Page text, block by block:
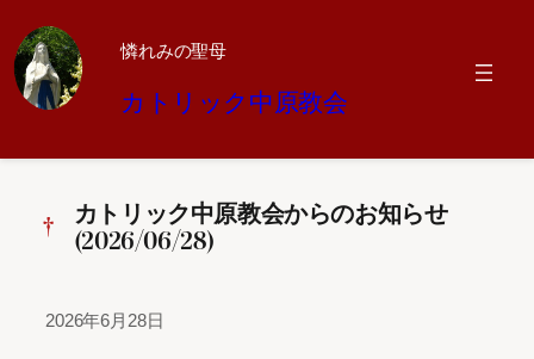
内
容
憐れみの聖母
カトリック中原教会
カトリック中原教会からのお知らせ
(2026/06/28)
2026年6月28日